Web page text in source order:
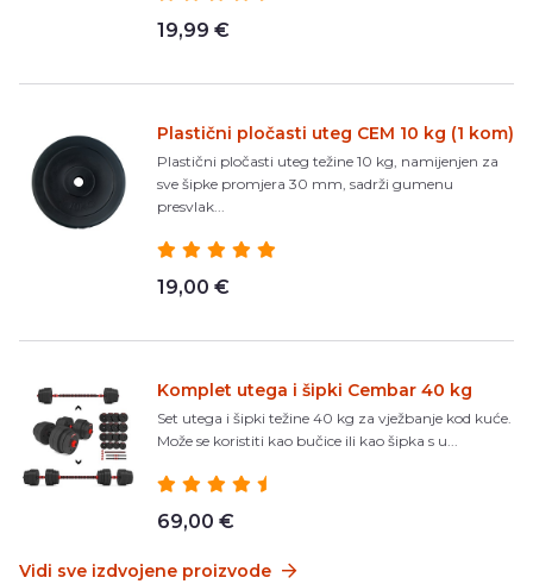
19,99 €
Plastični pločasti uteg CEM 10 kg (1 kom)
Plastični pločasti uteg težine 10 kg, namijenjen za
sve šipke promjera 30 mm, sadrži gumenu
presvlak...
19,00 €
Komplet utega i šipki Cembar 40 kg
Set utega i šipki težine 40 kg za vježbanje kod kuće.
Može se koristiti kao bučice ili kao šipka s u...
69,00 €
Vidi sve izdvojene proizvode